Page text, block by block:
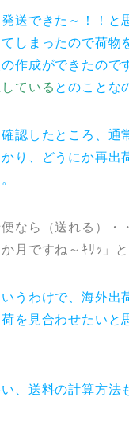
送できた～！！と
しまったので荷物
作成ができたので
ている とのことな
確認したところ、通
り、どうにか再出
なら（送れる）・
か月ですね～ｷﾘｯ」
いうわけで、海外
を見合わせたいと
、送料の計算方法